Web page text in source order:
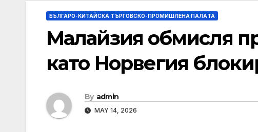
БЪЛГАРО-КИТАЙСКА ТЪРГОВСКО-ПРОМИШЛЕНА ПАЛAТА
Малайзия обмисля
като Норвегия
By admin
MAY 14, 2026